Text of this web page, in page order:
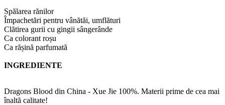
Spălarea rănilor
Împachetări pentru vânătăi, umflături
Clătirea gurii cu gingii sângerânde
Ca colorant roșu
Ca rășină parfumată
INGREDIENTE
Dragons Blood din China - Xue Jie 100%. Materii prime de cea mai
înaltă calitate!